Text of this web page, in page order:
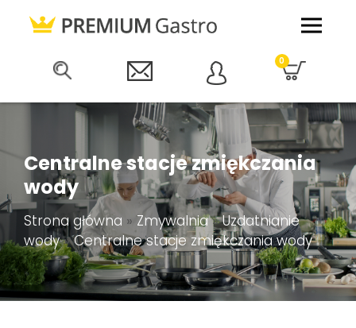
0
Centralne stacje zmiękczania
wody
Strona główna » Zmywalnia»Uzdatnianie
wody»Centralne stacje zmiękczania wody